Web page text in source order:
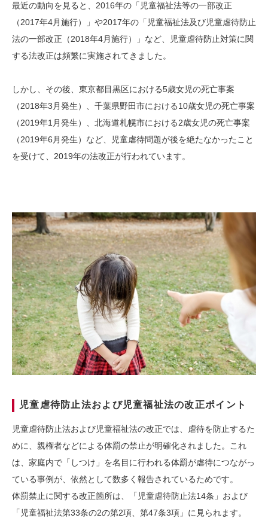
最近の動向を見ると、2016年の「児童福祉法等の一部改正
（2017年4月施行）」や2017年の「児童福祉法及び児童虐待防止
法の一部改正（2018年4月施行）」など、児童虐待防止対策に関
する法改正は頻繁に実施されてきました。
しかし、その後、東京都目黒区における5歳女児の死亡事案
（2018年3月発生）、千葉県野田市における10歳女児の死亡事案
（2019年1月発生）、北海道札幌市における2歳女児の死亡事案
（2019年6月発生）など、児童虐待問題が後を絶たなかったこと
を受けて、2019年の法改正が行われています。
児童虐待防止法および児童福祉法の改正ポイント
児童虐待防止法および児童福祉法の改正では、虐待を防止するた
めに、親権者などによる体罰の禁止が明確化されました。これ
は、家庭内で「しつけ」を名目に行われる体罰が虐待につながっ
ている事例が、依然として数多く報告されているためです。
体罰禁止に関する改正箇所は、「児童虐待防止法14条」および
「児童福祉法第33条の2の第2項、第47条3項」に見られます。